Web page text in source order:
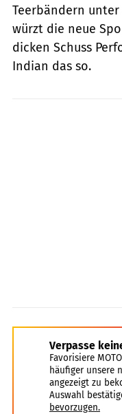
Teerbändern
würzt die neue
dicken Schuss
Indian das so.
Verpasse
Favorisiere
häufiger unsere
angezeigt zu
Auswahl
bevorzugen.